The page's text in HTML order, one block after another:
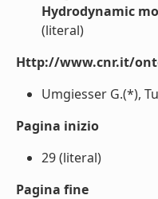
Hydrodynamic
(literal)
Http://www.cnr.it/
Umgiesser G.(*),
Pagina inizio
29 (literal)
Pagina fine